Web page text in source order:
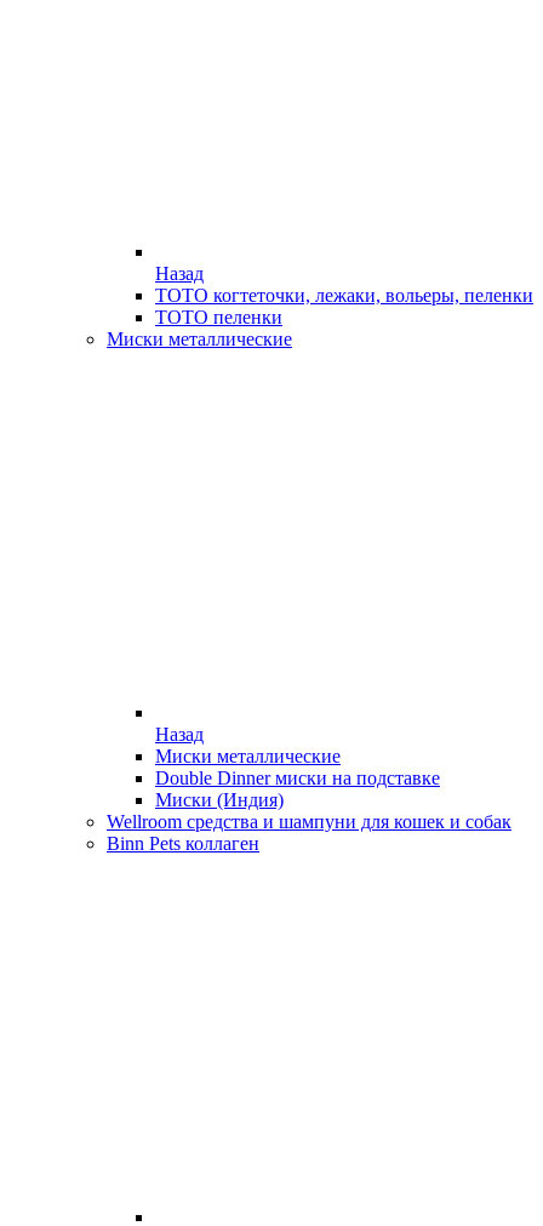
Назад
ТОТО когтеточки, лежаки, вольеры, пеленки
ТОТО пеленки
Миски металлические
Назад
Миски металлические
Double Dinner миски на подставке
Миски (Индия)
Wellroom средства и шампуни для кошек и собак
Binn Pets коллаген